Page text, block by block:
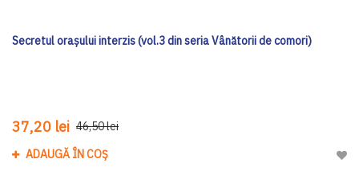
Secretul oraşului interzis (vol.3 din seria Vânătorii de comori)
37,20 lei 46,50 lei
ADAUGĂ ÎN COȘ